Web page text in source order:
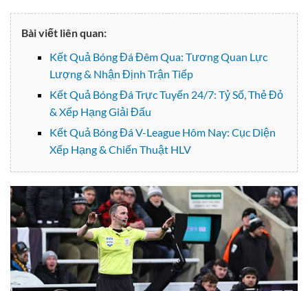
Bài viết liên quan:
Kết Quả Bóng Đá Đêm Qua: Tương Quan Lực
Lượng & Nhận Định Trận Tiếp
Kết Quả Bóng Đá Trực Tuyến 24/7: Tỷ Số, Thẻ Đỏ
& Xếp Hạng Giải Đấu
Kết Quả Bóng Đá V-League Hôm Nay: Cục Diện
Xếp Hạng & Chiến Thuật HLV